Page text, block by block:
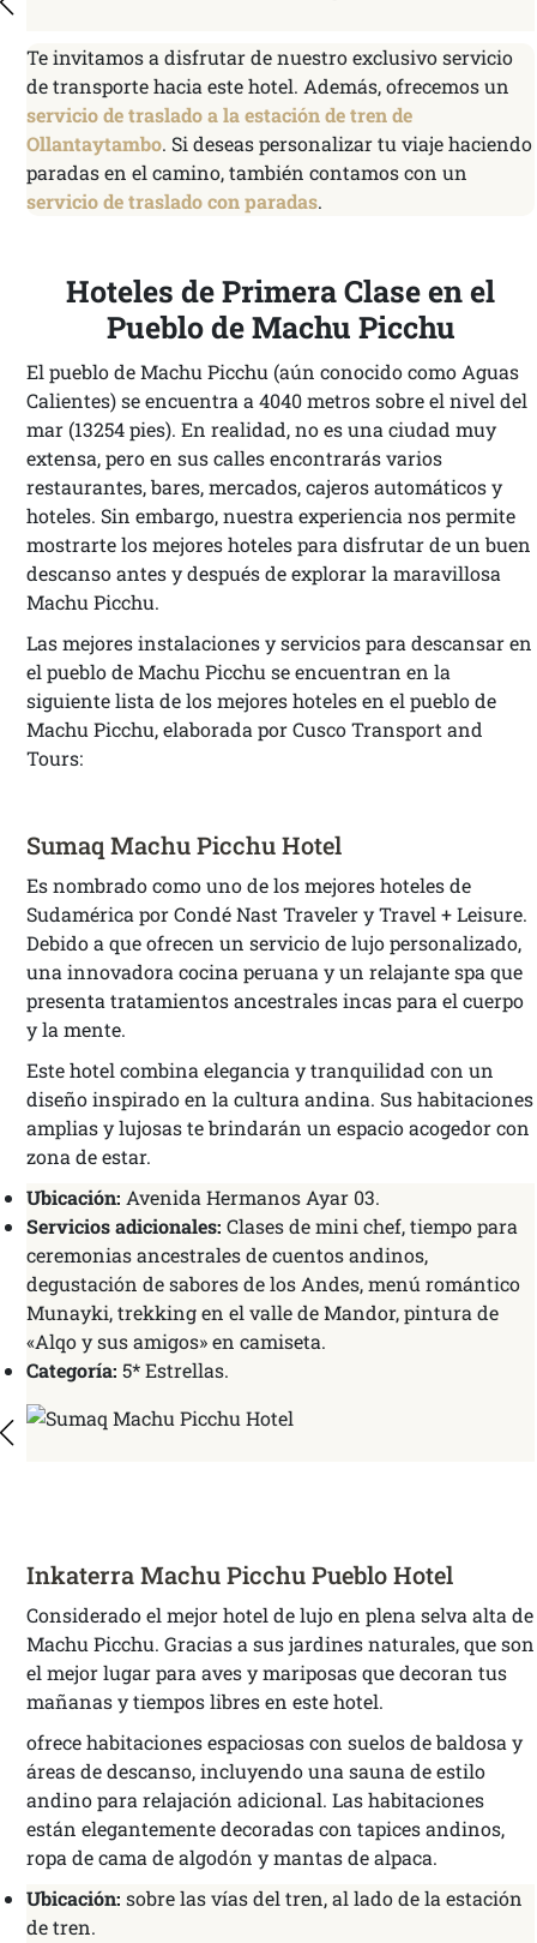
Te invitamos a disfrutar de nuestro exclusivo servicio
de transporte hacia este hotel. Además, ofrecemos un
servicio de traslado a la estación de tren de
Ollantaytambo. Si deseas personalizar tu viaje haciendo
paradas en el camino, también contamos con un
servicio de traslado con paradas.
Hoteles de Primera Clase en el
Pueblo de Machu Picchu
El pueblo de Machu Picchu (aún conocido como Aguas
Calientes) se encuentra a 4040 metros sobre el nivel del
mar (13254 pies). En realidad, no es una ciudad muy
extensa, pero en sus calles encontrarás varios
restaurantes, bares, mercados, cajeros automáticos y
hoteles. Sin embargo, nuestra experiencia nos permite
mostrarte los mejores hoteles para disfrutar de un buen
descanso antes y después de explorar la maravillosa
Machu Picchu.
Las mejores instalaciones y servicios para descansar en
el pueblo de Machu Picchu se encuentran en la
siguiente lista de los mejores hoteles en el pueblo de
Machu Picchu, elaborada por Cusco Transport and
Tours:
Sumaq Machu Picchu Hotel
Es nombrado como uno de los mejores hoteles de
Sudamérica por Condé Nast Traveler y Travel + Leisure.
Debido a que ofrecen un servicio de lujo personalizado,
una innovadora cocina peruana y un relajante spa que
presenta tratamientos ancestrales incas para el cuerpo
y la mente.
Este hotel combina elegancia y tranquilidad con un
diseño inspirado en la cultura andina. Sus habitaciones
amplias y lujosas te brindarán un espacio acogedor con
zona de estar.
Ubicación: Avenida Hermanos Ayar 03.
Servicios adicionales: Clases de mini chef, tiempo para
ceremonias ancestrales de cuentos andinos,
degustación de sabores de los Andes, menú romántico
Munayki, trekking en el valle de Mandor, pintura de
«Alqo y sus amigos» en camiseta.
Categoría: 5* Estrellas.
Inkaterra Machu Picchu Pueblo Hotel
Considerado el mejor hotel de lujo en plena selva alta de
Machu Picchu. Gracias a sus jardines naturales, que son
el mejor lugar para aves y mariposas que decoran tus
mañanas y tiempos libres en este hotel.
ofrece habitaciones espaciosas con suelos de baldosa y
áreas de descanso, incluyendo una sauna de estilo
andino para relajación adicional. Las habitaciones
están elegantemente decoradas con tapices andinos,
ropa de cama de algodón y mantas de alpaca.
Ubicación: sobre las vías del tren, al lado de la estación
de tren.